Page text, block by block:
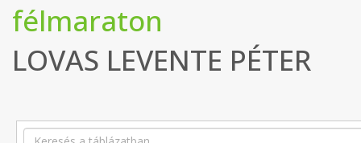
félmaraton
LOVAS LEVENTE PÉTER
Search